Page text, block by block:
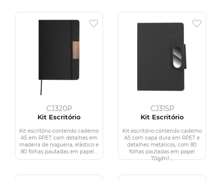
CJ320P
Kit Escritório
Kit escritório contendo caderno
A5 em RPET com detalhes em
madeira de nogueira, elástico e
80 folhas pautadas em papel...
CJ315P
Kit Escritório
Kit escritório contendo caderno
A5 com capa dura em RPET e
detalhes metálicos, com 80
folhas pautadas em papel
70g/m²....